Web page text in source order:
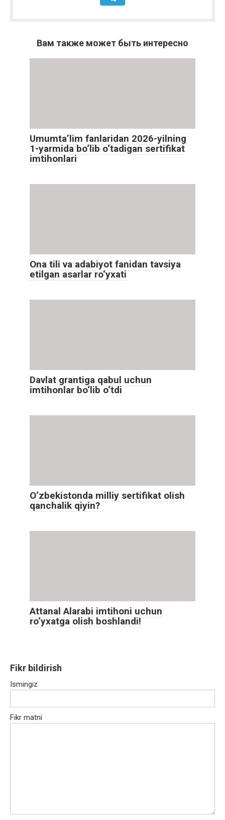
Вам также может быть интересно
Umumta’lim fanlaridan 2026-yilning
1-yarmida bo‘lib o‘tadigan sertifikat
imtihonlari
Ona tili va adabiyot fanidan tavsiya
etilgan asarlar ro‘yxati
Davlat grantiga qabul uchun
imtihonlar bo‘lib o‘tdi
O‘zbekistonda milliy sertifikat olish
qanchalik qiyin?
Attanal Alarabi imtihoni uchun
ro‘yxatga olish boshlandi!
Fikr bildirish
Ismingiz
Fikr matni